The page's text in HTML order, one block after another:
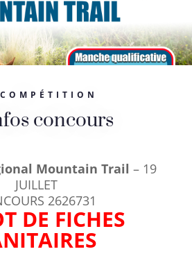
COMPÉTITION
concours
Mountain Trail – 19
JUILLET
2626731
DE FICHES